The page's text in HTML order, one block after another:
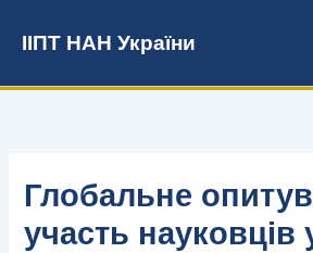
ІІПТ НАН України
Глобальне
участь науковців